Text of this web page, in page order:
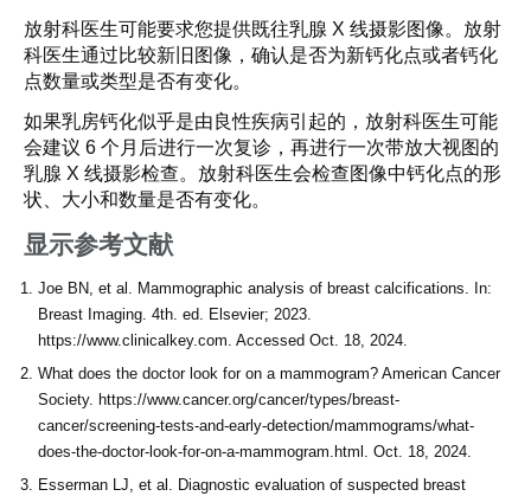
放射科医生可能要求您提供既往乳腺 X 线摄影图像。放射
科医生通过比较新旧图像，确认是否为新钙化点或者钙化
点数量或类型是否有变化。
如果乳房钙化似乎是由良性疾病引起的，放射科医生可能
会建议 6 个月后进行一次复诊，再进行一次带放大视图的
乳腺 X 线摄影检查。放射科医生会检查图像中钙化点的形
状、大小和数量是否有变化。
显示参考文献
Joe BN, et al. Mammographic analysis of breast calcifications. In:
Breast Imaging. 4th. ed. Elsevier; 2023.
https://www.clinicalkey.com. Accessed Oct. 18, 2024.
What does the doctor look for on a mammogram? American Cancer
Society. https://www.cancer.org/cancer/types/breast-
cancer/screening-tests-and-early-detection/mammograms/what-
does-the-doctor-look-for-on-a-mammogram.html. Oct. 18, 2024.
Esserman LJ, et al. Diagnostic evaluation of suspected breast